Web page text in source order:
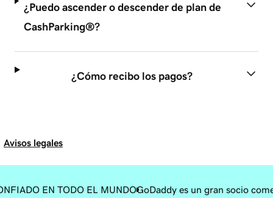
¿Puedo ascender o descender de plan de
CashParking®?
¿Cómo recibo los pagos?
Avisos legales
EN TODO EL MUNDOGoDaddy es un gran socio